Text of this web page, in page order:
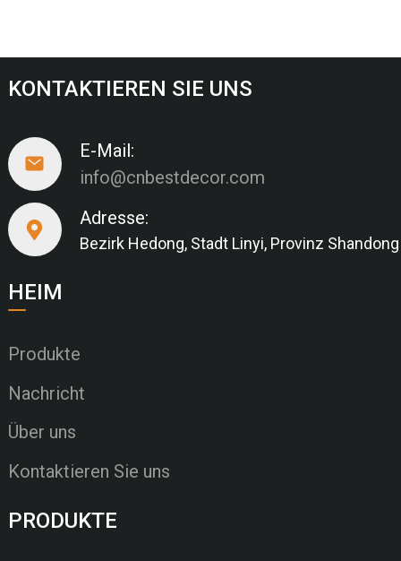
KONTAKTIEREN SIE UNS
E-Mail:
info@cnbestdecor.com
Adresse:
Bezirk Hedong, Stadt Linyi, Provinz Shandong
HEIM
Produkte
Nachricht
Über uns
Kontaktieren Sie uns
PRODUKTE